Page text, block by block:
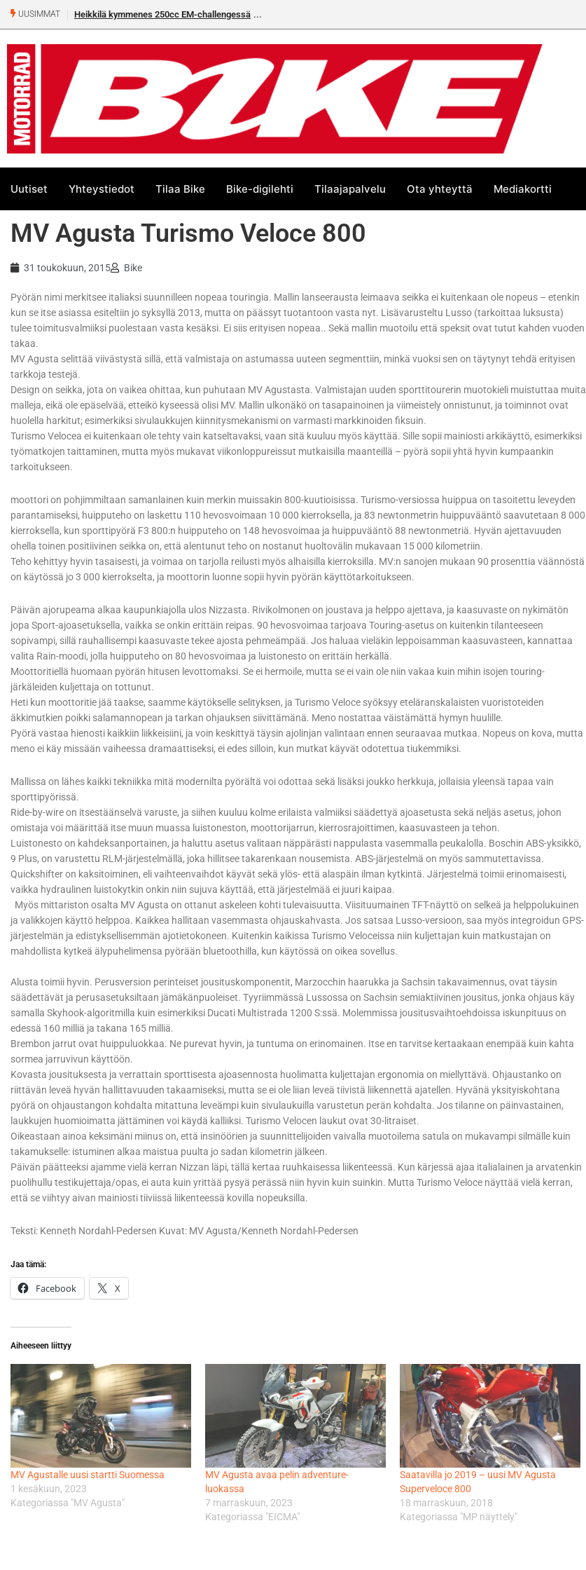
UUSIMMAT Heikkilä kymmenes 250cc EM-challengessä
Uutiset Yhteystiedot Tilaa Bike Bike-digilehti Tilaajapalvelu Ota yhteyttä Mediakortti
MV Agusta Turismo Veloce 800
31 toukokuun, 2015 Bike
Pyörän nimi merkitsee italiaksi suunnilleen nopeaa touringia. Mallin lanseerausta leimaava seikka ei kuitenkaan ole nopeus – etenkin
kun se itse asiassa esiteltiin jo syksyllä 2013, mutta on päässyt tuotantoon vasta nyt. Lisävarusteltu Lusso (tarkoittaa luksusta)
tulee toimitusvalmiiksi puolestaan vasta kesäksi. Ei siis erityisen nopeaa.. Sekä mallin muotoilu että speksit ovat tutut kahden vuoden
takaa.
MV Agusta selittää viivästystä sillä, että valmistaja on astumassa uuteen segmenttiin, minkä vuoksi sen on täytynyt tehdä erityisen
tarkkoja testejä.
Design on seikka, jota on vaikea ohittaa, kun puhutaan MV Agustasta. Valmistajan uuden sporttitourerin muotokieli muistuttaa muita
malleja, eikä ole epäselvää, etteikö kyseessä olisi MV. Mallin ulkonäkö on tasapainoinen ja viimeistely onnistunut, ja toiminnot ovat
huolella harkitut; esimerkiksi sivulaukkujen kiinnitysmekanismi on varmasti markkinoiden fiksuin.
Turismo Velocea ei kuitenkaan ole tehty vain katseltavaksi, vaan sitä kuuluu myös käyttää. Sille sopii mainiosti arkikäyttö, esimerkiksi
työmatkojen taittaminen, mutta myös mukavat viikonloppureissut mutkaisilla maanteillä – pyörä sopii yhtä hyvin kumpaankin
tarkoitukseen.
moottori on pohjimmiltaan samanlainen kuin merkin muissakin 800-kuutioisissa. Turismo-versiossa huippua on tasoitettu leveyden
parantamiseksi, huipputeho on laskettu 110 hevosvoimaan 10 000 kierroksella, ja 83 newtonmetrin huippuvääntö saavutetaan 8 000
kierroksella, kun sporttipyörä F3 800:n huipputeho on 148 hevosvoimaa ja huippuvääntö 88 newtonmetriä. Hyvän ajettavuuden
ohella toinen positiivinen seikka on, että alentunut teho on nostanut huoltovälin mukavaan 15 000 kilometriin.
Teho kehittyy hyvin tasaisesti, ja voimaa on tarjolla reilusti myös alhaisilla kierroksilla. MV:n sanojen mukaan 90 prosenttia väännöstä
on käytössä jo 3 000 kierrokselta, ja moottorin luonne sopii hyvin pyörän käyttötarkoitukseen.
Päivän ajorupeama alkaa kaupunkiajolla ulos Nizzasta. Rivikolmonen on joustava ja helppo ajettava, ja kaasuvaste on nykimätön
jopa Sport-ajoasetuksella, vaikka se onkin erittäin reipas. 90 hevosvoimaa tarjoava Touring-asetus on kuitenkin tilanteeseen
sopivampi, sillä rauhallisempi kaasuvaste tekee ajosta pehmeämpää. Jos haluaa vieläkin leppoisamman kaasuvasteen, kannattaa
valita Rain-moodi, jolla huipputeho on 80 hevosvoimaa ja luistonesto on erittäin herkällä.
Moottoritiellä huomaan pyörän hitusen levottomaksi. Se ei hermoile, mutta se ei vain ole niin vakaa kuin mihin isojen touring-
järkäleiden kuljettaja on tottunut.
Heti kun moottoritie jää taakse, saamme käytökselle selityksen, ja Turismo Veloce syöksyy eteläranskalaisten vuoristoteiden
äkkimutkien poikki salamannopean ja tarkan ohjauksen siivittämänä. Meno nostattaa väistämättä hymyn huulille.
Pyörä vastaa hienosti kaikkiin liikkeisiini, ja voin keskittyä täysin ajolinjan valintaan ennen seuraavaa mutkaa. Nopeus on kova, mutta
meno ei käy missään vaiheessa dramaattiseksi, ei edes silloin, kun mutkat käyvät odotettua tiukemmiksi.
Mallissa on lähes kaikki tekniikka mitä modernilta pyörältä voi odottaa sekä lisäksi joukko herkkuja, jollaisia yleensä tapaa vain
sporttipyörissä.
Ride-by-wire on itsestäänselvä varuste, ja siihen kuuluu kolme erilaista valmiiksi säädettyä ajoasetusta sekä neljäs asetus, johon
omistaja voi määrittää itse muun muassa luistoneston, moottorijarrun, kierrosrajoittimen, kaasuvasteen ja tehon.
Luistonesto on kahdeksanportainen, ja haluttu asetus valitaan näppärästi nappulasta vasemmalla peukalolla. Boschin ABS-yksikkö,
9 Plus, on varustettu RLM-järjestelmällä, joka hillitsee takarenkaan nousemista. ABS-järjestelmä on myös sammutettavissa.
Quickshifter on kaksitoiminen, eli vaihteenvaihdot käyvät sekä ylös- että alaspäin ilman kytkintä. Järjestelmä toimii erinomaisesti,
vaikka hydraulinen luistokytkin onkin niin sujuva käyttää, että järjestelmää ei juuri kaipaa.
Myös mittariston osalta MV Agusta on ottanut askeleen kohti tulevaisuutta. Viisituumainen TFT-näyttö on selkeä ja helppolukuinen
ja valikkojen käyttö helppoa. Kaikkea hallitaan vasemmasta ohjauskahvasta. Jos satsaa Lusso-versioon, saa myös integroidun GPS-
järjestelmän ja edistyksellisemmän ajotietokoneen. Kuitenkin kaikissa Turismo Veloceissa niin kuljettajan kuin matkustajan on
mahdollista kytkeä älypuhelimensa pyörään bluetoothilla, kun käytössä on oikea sovellus.
Alusta toimii hyvin. Perusversion perinteiset jousituskomponentit, Marzocchin haarukka ja Sachsin takavaimennus, ovat täysin
säädettävät ja perusasetuksiltaan jämäkänpuoleiset. Tyyriimmässä Lussossa on Sachsin semiaktiivinen jousitus, jonka ohjaus käy
samalla Skyhook-algoritmilla kuin esimerkiksi Ducati Multistrada 1200 S:ssä. Molemmissa jousitusvaihtoehdoissa iskunpituus on
edessä 160 milliä ja takana 165 milliä.
Brembon jarrut ovat huippuluokkaa. Ne purevat hyvin, ja tuntuma on erinomainen. Itse en tarvitse kertaakaan enempää kuin kahta
sormea jarruvivun käyttöön.
Kovasta jousituksesta ja verrattain sporttisesta ajoasennosta huolimatta kuljettajan ergonomia on miellyttävä. Ohjaustanko on
riittävän leveä hyvän hallittavuuden takaamiseksi, mutta se ei ole liian leveä tiivistä liikennettä ajatellen. Hyvänä yksityiskohtana
pyörä on ohjaustangon kohdalta mitattuna leveämpi kuin sivulaukuilla varustetun perän kohdalta. Jos tilanne on päinvastainen,
laukkujen huomioimatta jättäminen voi käydä kalliiksi. Turismo Velocen laukut ovat 30-litraiset.
Oikeastaan ainoa keksimäni miinus on, että insinöörien ja suunnittelijoiden vaivalla muotoilema satula on mukavampi silmälle kuin
takamukselle: istuminen alkaa maistua puulta jo sadan kilometrin jälkeen.
Päivän päätteeksi ajamme vielä kerran Nizzan läpi, tällä kertaa ruuhkaisessa liikenteessä. Kun kärjessä ajaa italialainen ja arvatenkin
puolihullu testikujettaja/opas, ei auta kuin yrittää pysyä perässä niin hyvin kuin suinkin. Mutta Turismo Veloce näyttää vielä kerran,
että se viihtyy aivan mainiosti tiiviissä liikenteessä kovilla nopeuksilla.
Teksti: Kenneth Nordahl-Pedersen Kuvat: MV Agusta/Kenneth Nordahl-Pedersen
Jaa tämä:
Facebook X
Aiheeseen liittyy
MV Agustalle uusi startti Suomessa
1 kesäkuun, 2023
Kategoriassa "MV Agusta"
MV Agusta avaa pelin adventure-
luokassa
7 marraskuun, 2023
Kategoriassa "EICMA"
Saatavilla jo 2019 – uusi MV Agusta
Superveloce 800
18 marraskuun, 2018
Kategoriassa "MP näyttely"